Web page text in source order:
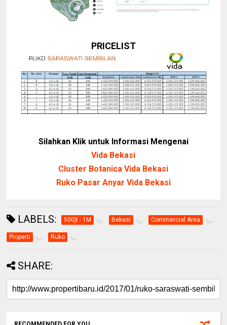
PRICELIST
Silahkan Klik untuk Informasi Mengenai
Vida Bekasi
Cluster Botanica Vida Bekasi
Ruko Pasar Anyar Vida Bekasi
LABELS: 500jt - 1M Bekasi Commercial Area
Properti Ruko
SHARE: